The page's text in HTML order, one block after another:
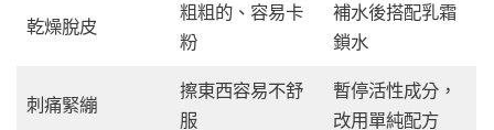
乾燥脫皮
粗粗的、容易卡
粉
補水後搭配乳霜
鎖水
刺痛緊繃
擦東西容易不舒
服
暫停活性成分，
改用單純配方